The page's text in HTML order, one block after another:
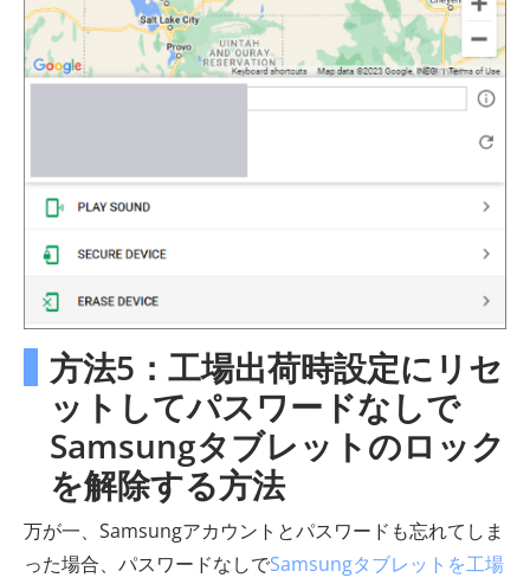
方法5：工場出荷時設定にリセ
ットしてパスワードなしで
Samsungタブレットのロック
を解除する方法
万が一、Samsungアカウントとパスワードも忘れてしま
った場合、パスワードなしでSamsungタブレットを工場